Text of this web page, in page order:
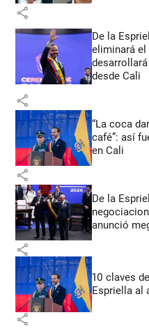
share
De la
eliminará
desde Cali
share
“La coca
café”: así
en Cali
share
De la
anunció
share
10 claves
Espriella al
share